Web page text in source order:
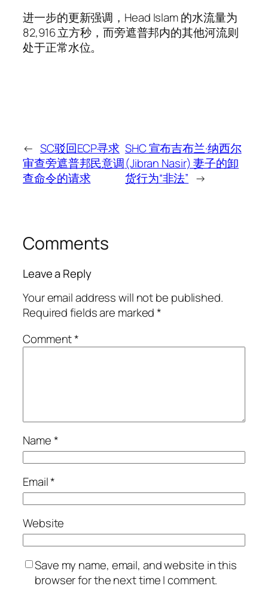
进一步的更新强调，Head Islam 的水流量为
82,916 立方秒，而旁遮普邦内的其他河流则
处于正常水位。
← SC驳回ECP寻求
审查旁遮普邦民意调
查命令的请求
SHC 宣布吉布兰·纳西尔
(Jibran Nasir) 妻子的卸
货行为“非法” →
Comments
Leave a Reply
Your email address will not be published.
Required fields are marked*
Comment*
Name*
Email*
Website
Save my name, email, and website in this
browser for the next time I comment.